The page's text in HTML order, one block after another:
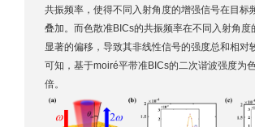
共振频率，使得不同入射角度的增强信号在目标
叠加。而色散准BICs的共振频率在不同入射角度
显著的偏移，导致其非线性信号的强度总和相对
可知，基于moiré平带准BICs的二次谐波强度为
倍。